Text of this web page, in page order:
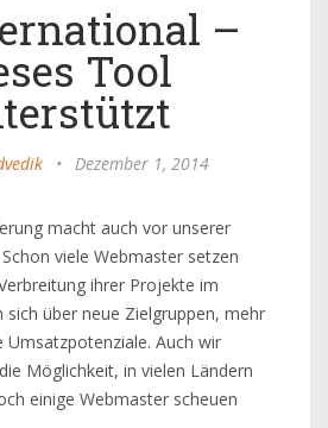
–
Tool
• Dezember 1, 2014
macht auch vor unserer
viele Webmaster setzen
ihrer Projekte im
sich über neue Zielgruppen, mehr
Umsatzpotenziale. Auch wir
Möglichkeit, in vielen Ländern
einige Webmaster scheuen